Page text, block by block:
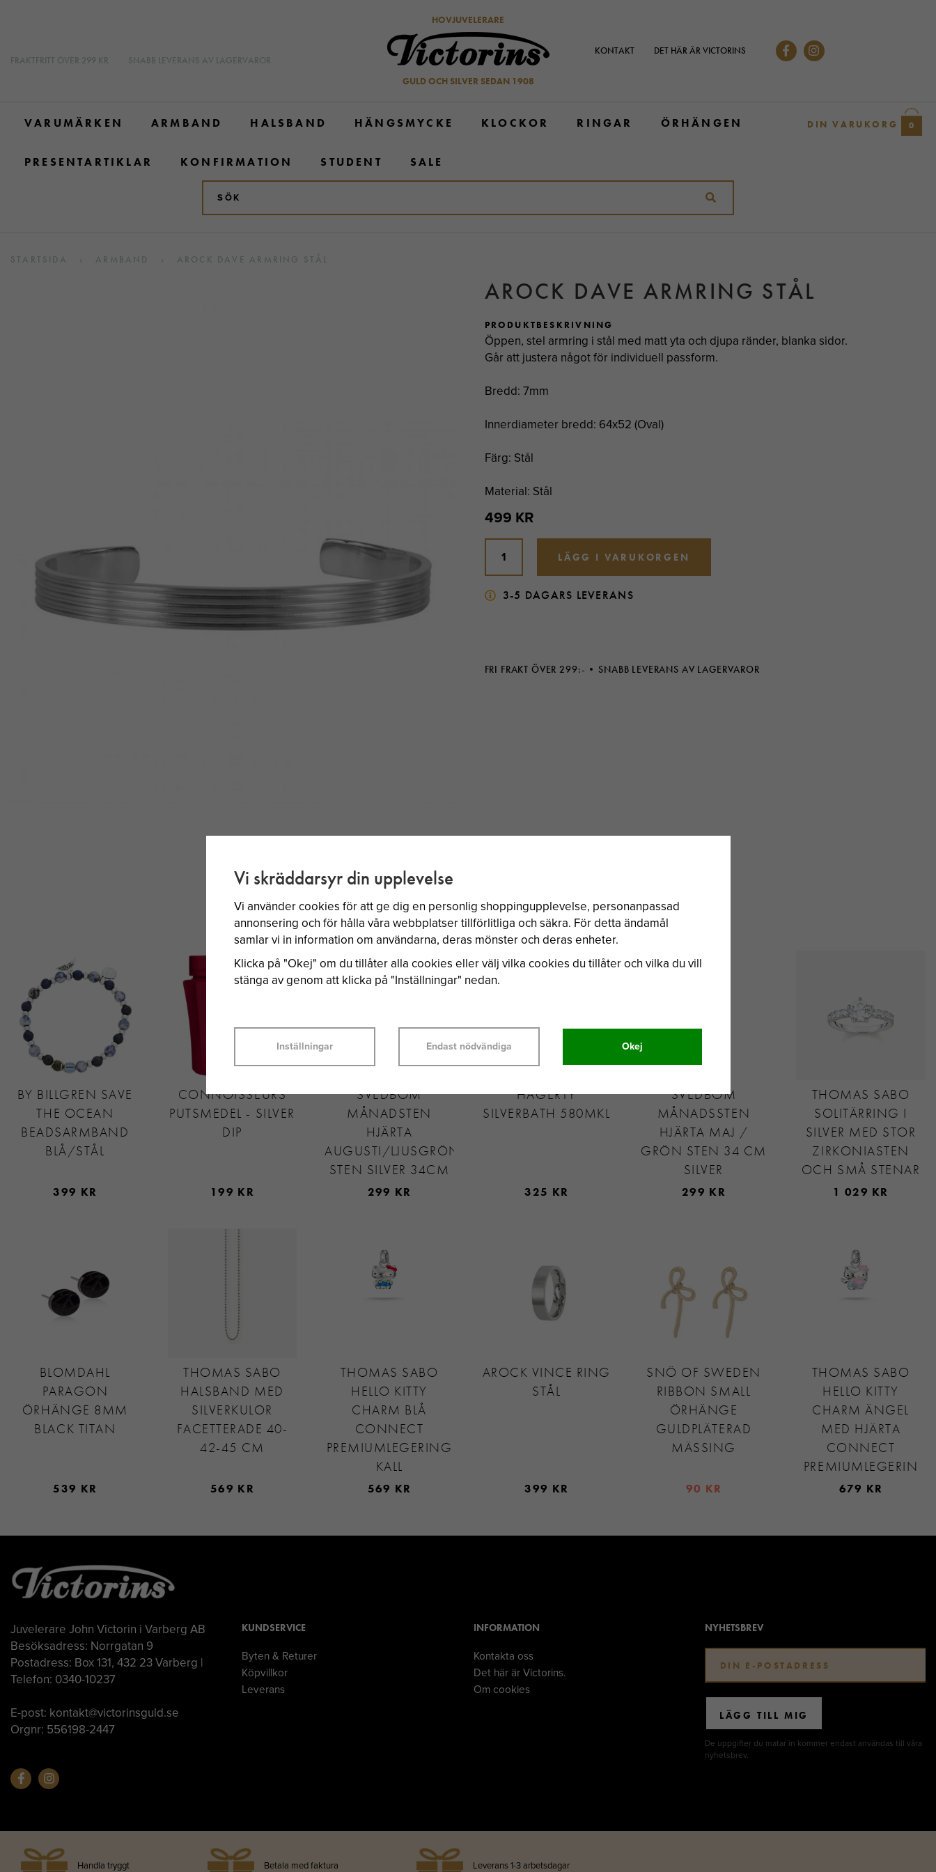
FRAKTFRITT ÖVER 299 KR SNABB LEVERANS AV LAGERVAROR
HOVJUVELERARE
GULD OCH SILVER SEDAN 1908
KONTAKT DET HÄR ÄR VICTORINS
VARUMÄRKEN ARMBAND HALSBAND HÄNGSMYCKE KLOCKOR RINGAR ÖRHÄNGEN
PRESENTARTIKLAR KONFIRMATION STUDENT SALE
DIN VARUKORG 0
STARTSIDA › ARMBAND › AROCK DAVE ARMRING STÅL
AROCK DAVE ARMRING STÅL
PRODUKTBESKRIVNING
Öppen, stel armring i stål med matt yta och djupa ränder, blanka sidor.
Går att justera något för individuell passform.
Bredd: 7mm
Innerdiameter bredd: 64x52 (Oval)
Färg: Stål
Material: Stål
499 KR
LÄGG I VARUKORGEN
3-5 DAGARS LEVERANS
FRI FRAKT ÖVER 299:- SNABB LEVERANS AV LAGERVAROR
BÄSTSÄLJARE
BY BILLGREN SAVE
THE OCEAN
BEADSARMBAND
BLÅ/STÅL
399 KR
CONNOISSEURS
PUTSMEDEL - SILVER
DIP
199 KR
SVEDBOM
MÅNADSTEN
HJÄRTA
AUGUSTI/LJUSGRÖN
STEN SILVER 34CM
299 KR
HAGERTY
SILVERBATH 580MKL
325 KR
SVEDBOM
MÅNADSSTEN
HJÄRTA MAJ /
GRÖN STEN 34 CM
SILVER
299 KR
THOMAS SABO
SOLITÄRRING I
SILVER MED STOR
ZIRKONIASTEN
OCH SMÅ STENAR
1 029 KR
BLOMDAHL
PARAGON
ÖRHÄNGE 8MM
BLACK TITAN
539 KR
THOMAS SABO
HALSBAND MED
SILVERKULOR
FACETTERADE 40-
42-45 CM
569 KR
THOMAS SABO
HELLO KITTY
CHARM BLÅ
CONNECT
PREMIUMLEGERING
KALL
569 KR
AROCK VINCE RING
STÅL
399 KR
SNÖ OF SWEDEN
RIBBON SMALL
ÖRHÄNGE
GULDPLÄTERAD
MÄSSING
90 KR
THOMAS SABO
HELLO KITTY
CHARM ÄNGEL
MED HJÄRTA
CONNECT
PREMIUMLEGERIN
679 KR
Juvelerare John Victorin i Varberg AB
Besöksadress: Norrgatan 9
Postadress: Box 131, 432 23 Varberg |
Telefon: 0340-10237
E-post: kontakt@victorinsguld.se
Orgnr: 556198-2447
KUNDSERVICE
Byten & Returer
Köpvillkor
Leverans
INFORMATION
Kontakta oss
Det här är Victorins.
Om cookies
NYHETSBREV
LÄGG TILL MIG
De uppgifter du matar in kommer endast användas till våra
nyhetsbrev.
Handla tryggt
Betala med faktura
Leverans 1-3 arbetsdagar
Vi skräddarsyr din upplevelse
Vi använder cookies för att ge dig en personlig shoppingupplevelse, personanpassad
annonsering och för hålla våra webbplatser tillförlitliga och säkra. För detta ändamål
samlar vi in information om användarna, deras mönster och deras enheter.
Klicka på "Okej" om du tillåter alla cookies eller välj vilka cookies du tillåter och vilka du vill
stänga av genom att klicka på "Inställningar" nedan.
Inställningar Endast nödvändiga Okej